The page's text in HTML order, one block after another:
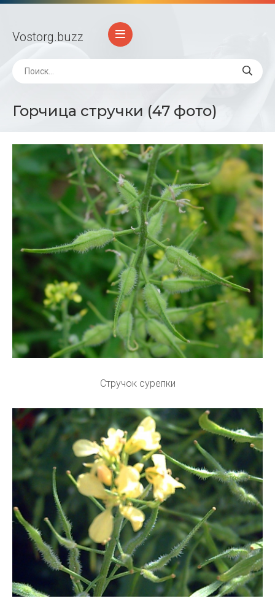
Vostorg.buzz
Горчица стручки (47 фото)
Стручок сурепки